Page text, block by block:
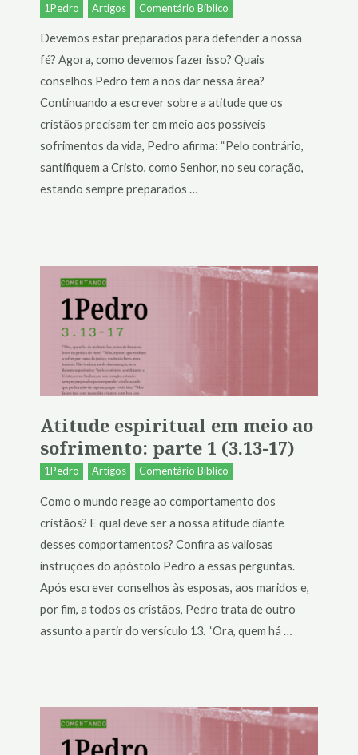
1Pedro Artigos Comentário Bíblico
Devemos estar preparados para defender a nossa
fé? Agora, como devemos fazer isso? Quais
conselhos Pedro tem a nos dar nessa área?
Continuando a escrever sobre a atitude que os
cristãos precisam ter em meio aos possíveis
sofrimentos da vida, Pedro afirma: “Pelo contrário,
santifiquem a Cristo, como Senhor, no seu coração,
estando sempre preparados …
Atitude espiritual em meio ao
sofrimento: parte 1 (3.13-17)
1Pedro Artigos Comentário Bíblico
Como o mundo reage ao comportamento dos
cristãos? E qual deve ser a nossa atitude diante
desses comportamentos? Confira as valiosas
instruções do apóstolo Pedro a essas perguntas.
Após escrever conselhos às esposas, aos maridos e,
por fim, a todos os cristãos, Pedro trata de outro
assunto a partir do versículo 13. “Ora, quem há …